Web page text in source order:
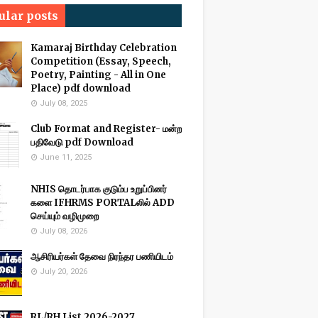
posts
Kamaraj Birthday Celebration
Competition (Essay, Speech,
Poetry, Painting - All in One
Place) pdf download
July 08, 2025
Club Format and Register- மன்ற
பதிவேடு pdf Download
June 11, 2025
NHIS தொடர்பாக குடும்ப உறுப்பினர்
களை IFHRMS PORTALலில் ADD
செய்யும் வழிமுறை
July 08, 2026
ஆசிரியர்கள் தேவை நிரந்தர பணியிடம்
July 20, 2026